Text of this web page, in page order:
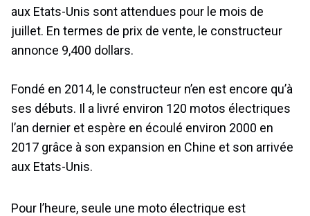
aux Etats-Unis sont attendues pour le mois de
juillet. En termes de prix de vente, le constructeur
annonce 9,400 dollars.
Fondé en 2014, le constructeur n’en est encore qu’à
ses débuts. Il a livré environ 120 motos électriques
l’an dernier et espère en écoulé environ 2000 en
2017 grâce à son expansion en Chine et son arrivée
aux Etats-Unis.
Pour l’heure, seule une moto électrique est